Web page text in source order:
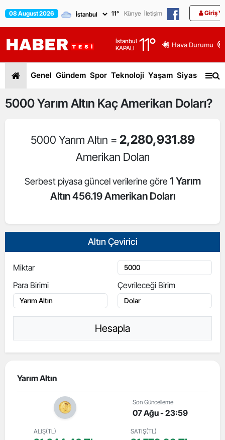
08 August 2026 11° Künye İletişim Giriş
İstanbul
KAPALI
11° Hava Durumu
Genel Gündem Spor Teknoloji Yaşam Siyaset
5000Yarım Altın Kaç Amerikan Doları?
5000 Yarım Altın = 2,280,931.89
Amerikan Doları
Serbest piyasa güncel verilerine göre 1 Yarım
Altın 456.19 Amerikan Doları
Altın Çevirici
Miktar
Para Birimi
Çevrileceği Birim
Hesapla
Yarım Altın
Son Güncelleme
07 Ağu - 23:59
ALIŞ(TL) SATIŞ(TL)